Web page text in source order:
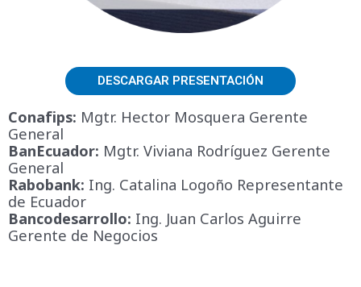
DESCARGAR PRESENTACIÓN
Conafips: Mgtr. Hector Mosquera Gerente
General
BanEcuador: Mgtr. Viviana Rodríguez Gerente
General
Rabobank:Ing. Catalina Logoño Representante
de Ecuador
Bancodesarrollo:Ing. Juan Carlos Aguirre
Gerente de Negocios